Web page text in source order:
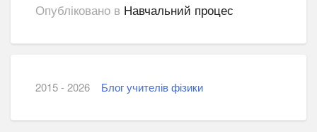
Опубліковано в Навчальний процес
2015 - 2026 Блог учителів фізики